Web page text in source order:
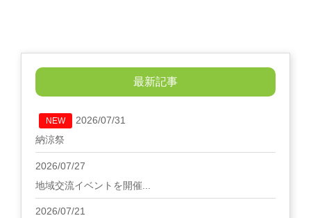
最新記事
NEW
2026/07/31
納涼祭
2026/07/27
地域交流イベントを開催...
2026/07/21